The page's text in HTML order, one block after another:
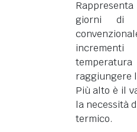
giorni di
raggiungere
Più alto è il
la necessità
termico.